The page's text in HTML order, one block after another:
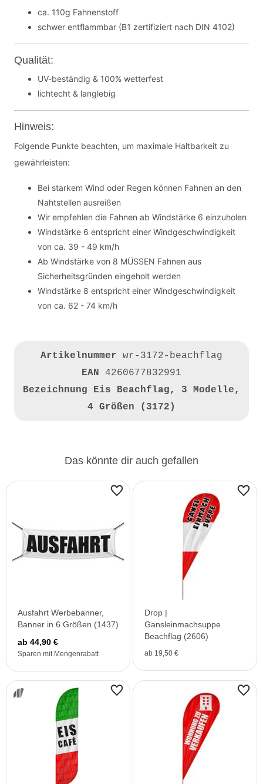
ca. 110g Fahnenstoff
schwer entflammbar (B1 zertifiziert nach DIN 4102)
Qualität:
UV-beständig & 100% wetterfest
lichtecht & langlebig
Hinweis:
Folgende Punkte beachten, um maximale Haltbarkeit zu
gewährleisten:
Bei starkem Wind oder Regen können Fahnen an den
Nahtstellen ausreißen
Wir empfehlen die Fahnen ab Windstärke 6 einzuholen
Windstärke 6 entspricht einer Windgeschwindigkeit
von ca. 39 - 49 km/h
Ab Windstärke von 8 MÜSSEN Fahnen aus
Sicherheitsgründen eingeholt werden
Windstärke 8 entspricht einer Windgeschwindigkeit
von ca. 62 - 74 km/h
Artikelnummer wr-3172-beachflag
EAN 4260677832991
Bezeichnung Eis Beachflag, 3 Modelle,
4 Größen (3172)
Das könnte dir auch gefallen
Ausfahrt Werbebanner,
Banner in 6 Größen (1437)
ab 44,90 €
Sparen mit Mengenrabatt
Drop |
Gansleinmachsuppe
Beachflag (2606)
ab 19,50 €